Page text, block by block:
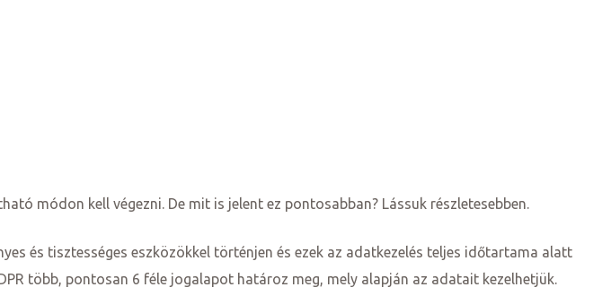
módon kell végezni. De mit is jelent ez pontosabban? Lássuk részletesebben.
és tisztességes eszközökkel történjen és ezek az adatkezelés teljes időtartama alatt
több, pontosan 6 féle jogalapot határoz meg, mely alapján az adatait kezelhetjük.